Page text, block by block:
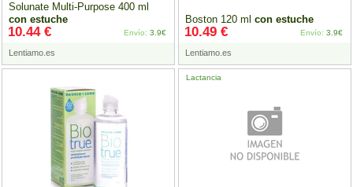
Solunate Multi-Purpose 400 ml
con estuche
Lentiamo.es
10.44 € Envío: 3.9€
Boston 120 ml con estuche
Lentiamo.es
10.49 € Envío: 3.9€
Lactancia